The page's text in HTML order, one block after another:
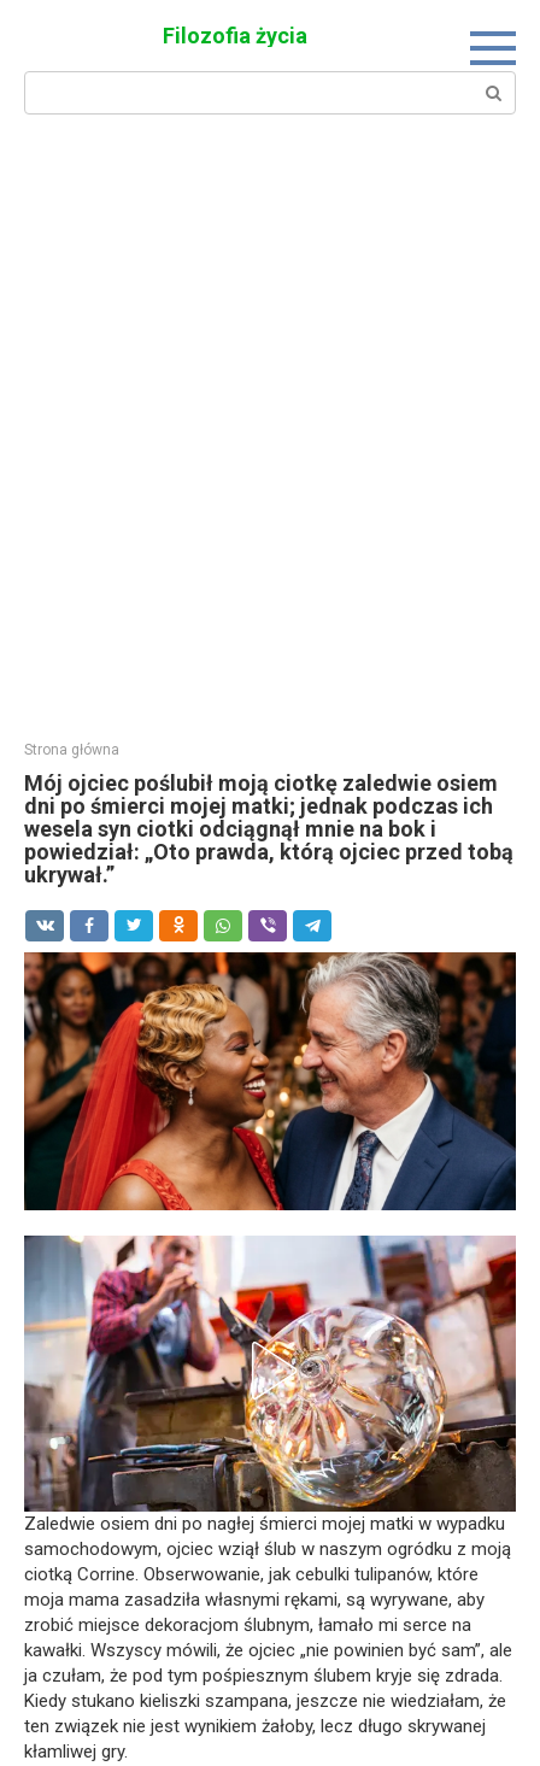
Filozofia życia
Search:
Strona główna
Mój ojciec poślubił moją ciotkę zaledwie osiem
dni po śmierci mojej matki; jednak podczas ich
wesela syn ciotki odciągnął mnie na bok i
powiedział: „Oto prawda, którą ojciec przed tobą
ukrywał.”
Zaledwie osiem dni po nagłej śmierci mojej matki w wypadku
samochodowym, ojciec wziął ślub w naszym ogródku z moją
ciotką Corrine. Obserwowanie, jak cebulki tulipanów, które
moja mama zasadziła własnymi rękami, są wyrywane, aby
zrobić miejsce dekoracjom ślubnym, łamało mi serce na
kawałki. Wszyscy mówili, że ojciec „nie powinien być sam”, ale
ja czułam, że pod tym pośpiesznym ślubem kryje się zdrada.
Kiedy stukano kieliszki szampana, jeszcze nie wiedziałam, że
ten związek nie jest wynikiem żałoby, lecz długo skrywanej
kłamliwej gry.